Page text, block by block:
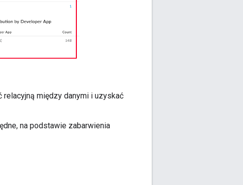
relacyjną między danymi i uzyskać
na podstawie zabarwienia